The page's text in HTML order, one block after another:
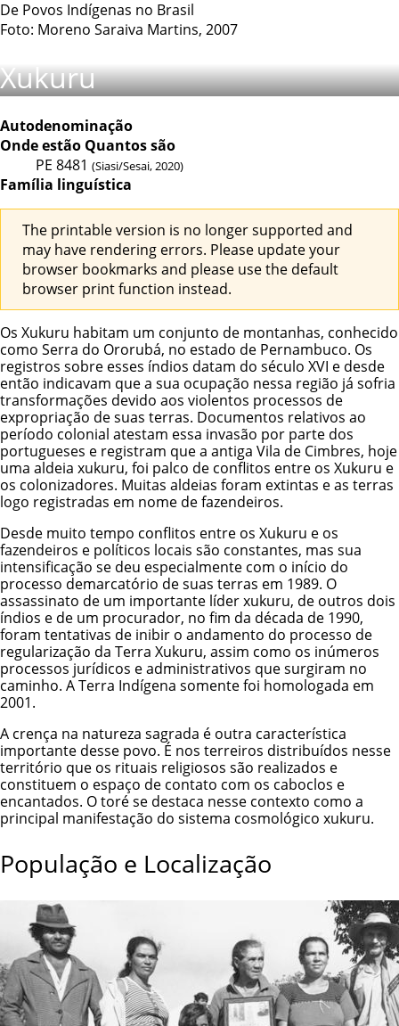
De Povos Indígenas no Brasil
Foto: Moreno Saraiva Martins, 2007
Xukuru
Autodenominação
Onde estão Quantos são
PE 8481 (Siasi/Sesai, 2020)
Família linguística
The printable version is no longer supported and
may have rendering errors. Please update your
browser bookmarks and please use the default
browser print function instead.
Os Xukuru habitam um conjunto de montanhas, conhecido
como Serra do Ororubá, no estado de Pernambuco. Os
registros sobre esses índios datam do século XVI e desde
então indicavam que a sua ocupação nessa região já sofria
transformações devido aos violentos processos de
expropriação de suas terras. Documentos relativos ao
período colonial atestam essa invasão por parte dos
portugueses e registram que a antiga Vila de Cimbres, hoje
uma aldeia xukuru, foi palco de conflitos entre os Xukuru e
os colonizadores. Muitas aldeias foram extintas e as terras
logo registradas em nome de fazendeiros.
Desde muito tempo conflitos entre os Xukuru e os
fazendeiros e políticos locais são constantes, mas sua
intensificação se deu especialmente com o início do
processo demarcatório de suas terras em 1989. O
assassinato de um importante líder xukuru, de outros dois
índios e de um procurador, no fim da década de 1990,
foram tentativas de inibir o andamento do processo de
regularização da Terra Xukuru, assim como os inúmeros
processos jurídicos e administrativos que surgiram no
caminho. A Terra Indígena somente foi homologada em
2001.
A crença na natureza sagrada é outra característica
importante desse povo. É nos terreiros distribuídos nesse
território que os rituais religiosos são realizados e
constituem o espaço de contato com os caboclos e
encantados. O toré se destaca nesse contexto como a
principal manifestação do sistema cosmológico xukuru.
População e Localização